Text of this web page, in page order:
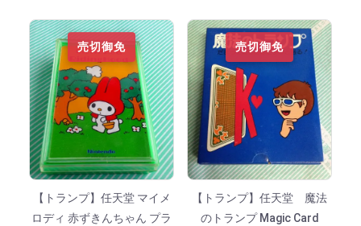
売切御免
【トランプ】任天堂 マイメ
ロディ 赤ずきんちゃん プラ
売切御免
【トランプ】任天堂 魔法
のトランプ Magic Card